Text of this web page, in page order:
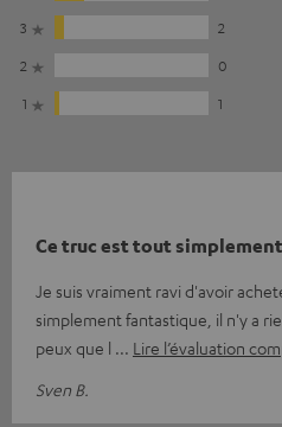
3
2
2
0
1
1
Ce truc est tout
Je suis vraiment ravi d'avoir
simplement fantastique, il n'y a
peux que l
Lire l’évaluation
Sven B.